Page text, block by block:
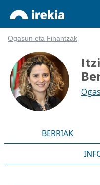
Ogasun eta Finantzak
BERRIAK